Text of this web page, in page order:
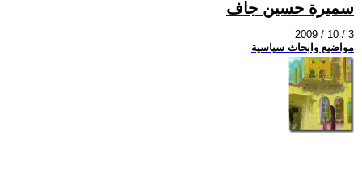
سميرة حسين جاف
2009 / 10 / 3
مواضيع وابحاث سياسية